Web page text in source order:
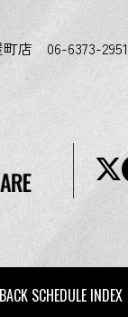
店 06-6373-2951
BACK SCHEDULE INDEX